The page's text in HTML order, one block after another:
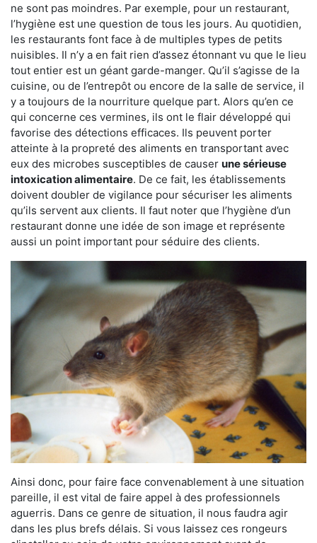
ne sont pas moindres. Par exemple, pour un restaurant,
l’hygiène est une question de tous les jours. Au quotidien,
les restaurants font face à de multiples types de petits
nuisibles. Il n’y a en fait rien d’assez étonnant vu que le lieu
tout entier est un géant garde-manger. Qu’il s’agisse de la
cuisine, ou de l’entrepôt ou encore de la salle de service, il
y a toujours de la nourriture quelque part. Alors qu’en ce
qui concerne ces vermines, ils ont le flair développé qui
favorise des détections efficaces. Ils peuvent porter
atteinte à la propreté des aliments en transportant avec
eux des microbes susceptibles de causer une sérieuse
intoxication alimentaire. De ce fait, les établissements
doivent doubler de vigilance pour sécuriser les aliments
qu’ils servent aux clients. Il faut noter que l’hygiène d’un
restaurant donne une idée de son image et représente
aussi un point important pour séduire des clients.
Ainsi donc, pour faire face convenablement à une situation
pareille, il est vital de faire appel à des professionnels
aguerris. Dans ce genre de situation, il nous faudra agir
dans les plus brefs délais. Si vous laissez ces rongeurs